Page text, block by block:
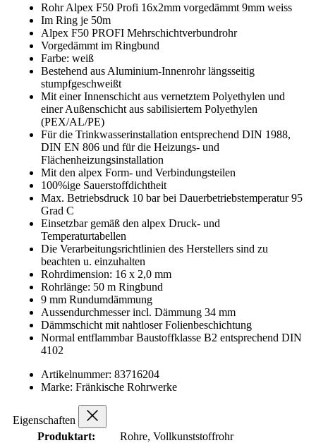
Rohr Alpex F50 Profi 16x2mm vorgedämmt 9mm weiss
Im Ring je 50m
Alpex F50 PROFI Mehrschichtverbundrohr
Vorgedämmt im Ringbund
Farbe: weiß
Bestehend aus Aluminium-Innenrohr längsseitig
stumpfgeschweißt
Mit einer Innenschicht aus vernetztem Polyethylen und
einer Außenschicht aus sabilisiertem Polyethylen
(PEX/AL/PE)
Für die Trinkwasserinstallation entsprechend DIN 1988,
DIN EN 806 und für die Heizungs- und
Flächenheizungsinstallation
Mit den alpex Form- und Verbindungsteilen
100%ige Sauerstoffdichtheit
Max. Betriebsdruck 10 bar bei Dauerbetriebstemperatur 95
Grad C
Einsetzbar gemäß den alpex Druck- und
Temperaturtabellen
Die Verarbeitungsrichtlinien des Herstellers sind zu
beachten u. einzuhalten
Rohrdimension: 16 x 2,0 mm
Rohrlänge: 50 m Ringbund
9 mm Rundumdämmung
Aussendurchmesser incl. Dämmung 34 mm
Dämmschicht mit nahtloser Folienbeschichtung
Normal entflammbar Baustoffklasse B2 entsprechend DIN
4102
Artikelnummer: 83716204
Marke: Fränkische Rohrwerke
Eigenschaften
Produktart:
Rohre, Vollkunststoffrohr